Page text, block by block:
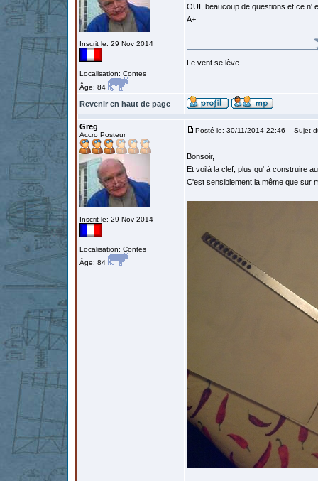
Inscrit le: 29 Nov 2014
Localisation: Contes
Âge: 84
OUI, beaucoup de questions et ce n'
A+
Le vent se lève .....
Revenir en haut de page
Greg
Accro Posteur
Inscrit le: 29 Nov 2014
Localisation: Contes
Âge: 84
Posté le: 30/11/2014 22:46 Sujet
Bonsoir,
Et voilà la clef, plus qu' à construire
C'est sensiblement la même que sur